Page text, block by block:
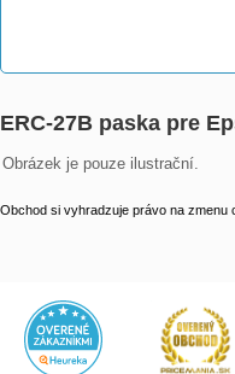
ERC-27B paska pre
Obrázek je pouze ilustrační.
Obchod si vyhradzuje právo na zmenu